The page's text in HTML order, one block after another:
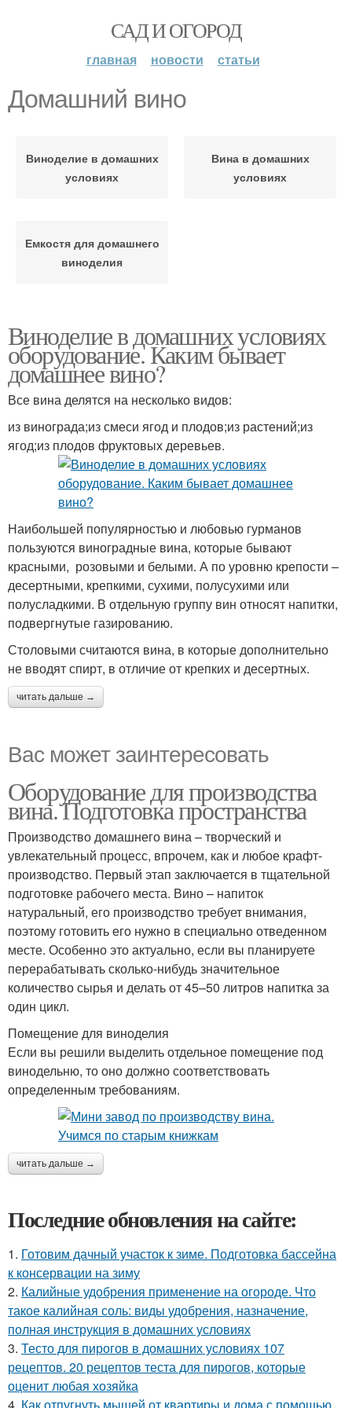
САД И ОГОРОД
главная новости статьи
Домашний вино
Виноделие в домашних
условиях
Вина в домашних
условиях
Емкостя для домашнего
виноделия
Виноделие в домашних условиях
оборудование. Каким бывает
домашнее вино?
Все вина делятся на несколько видов:
из винограда;из смеси ягод и плодов;из растений;из
ягод;из плодов фруктовых деревьев.
Наибольшей популярностью и любовью гурманов
пользуются виноградные вина, которые бывают
красными, розовыми и белыми. А по уровню крепости –
десертными, крепкими, сухими, полусухими или
полусладкими. В отдельную группу вин относят напитки,
подвергнутые газированию.
Столовыми считаются вина, в которые дополнительно
не вводят спирт, в отличие от крепких и десертных.
читать дальше →
Вас может заинтересовать
Оборудование для производства
вина. Подготовка пространства
Производство домашнего вина – творческий и
увлекательный процесс, впрочем, как и любое крафт-
производство. Первый этап заключается в тщательной
подготовке рабочего места. Вино – напиток
натуральный, его производство требует внимания,
поэтому готовить его нужно в специально отведенном
месте. Особенно это актуально, если вы планируете
перерабатывать сколько-нибудь значительное
количество сырья и делать от 45–50 литров напитка за
один цикл.
Помещение для виноделия
Если вы решили выделить отдельное помещение под
винодельню, то оно должно соответствовать
определенным требованиям.
читать дальше →
Последние обновления на сайте:
1. Готовим дачный участок к зиме. Подготовка бассейна
к консервации на зиму
2. Калийные удобрения применение на огороде. Что
такое калийная соль: виды удобрения, назначение,
полная инструкция в домашних условиях
3. Тесто для пирогов в домашних условиях 107
рецептов. 20 рецептов теста для пирогов, которые
оценит любая хозяйка